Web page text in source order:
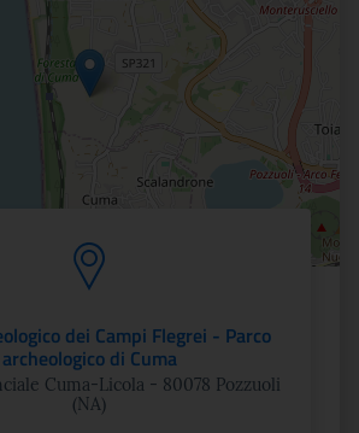
dei Campi Flegrei - Parco
archeologico di Cuma
Cuma-Licola - 80078 Pozzuoli
(NA)